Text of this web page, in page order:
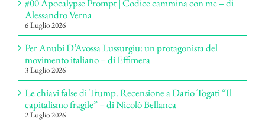
#00 Apocalypse Prompt | Codice cammina con me – di
Alessandro Verna
6 Luglio 2026
Per Anubi D’Avossa Lussurgiu: un protagonista del
movimento italiano – di Effimera
3 Luglio 2026
Le chiavi false di Trump. Recensione a Dario Togati “Il
capitalismo fragile” – di Nicolò Bellanca
2 Luglio 2026